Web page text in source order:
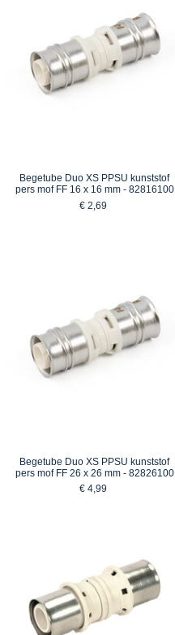
Begetube Duo XS PPSU kunststof
pers mof FF 16 x 16 mm - 82816100
€ 2,69
Begetube Duo XS PPSU kunststof
pers mof FF 26 x 26 mm - 82826100
€ 4,99